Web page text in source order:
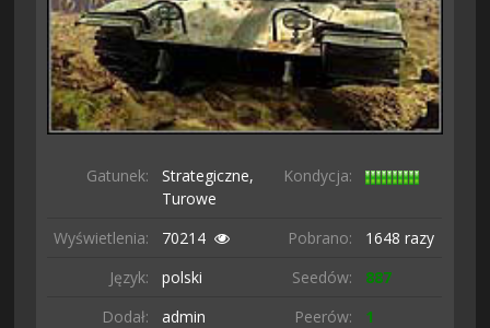
Gatunek:
Strategiczne,
Turowe
Kondycja:
Wyświetlenia: 70214 Pobrano:
1648 razy
Język:
polski Seedów:
887
Dodał:
admin Peerów:
1